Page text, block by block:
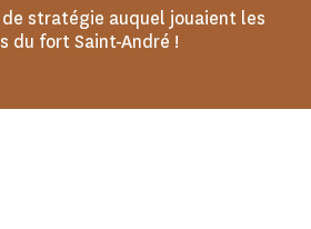
de stratégie auquel jouaient les
du fort Saint-André !